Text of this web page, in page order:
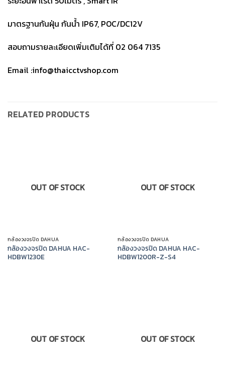
มาตรฐานกันฝุ่น กันน้ำ IP67, POC/DC12V
สอบถามรายละเอียดเพิ่มเติมได้ที่ 02 064 7135
Email :info@thaicctvshop.com
RELATED PRODUCTS
OUT OF STOCK
กล้องวงจรปิด DAHUA
กล้องวงจรปิด DAHUA HAC-
HDBW1230E
OUT OF STOCK
กล้องวงจรปิด DAHUA
กล้องวงจรปิด DAHUA HAC-
HDBW1200R-Z-S4
OUT OF STOCK OUT OF STOCK